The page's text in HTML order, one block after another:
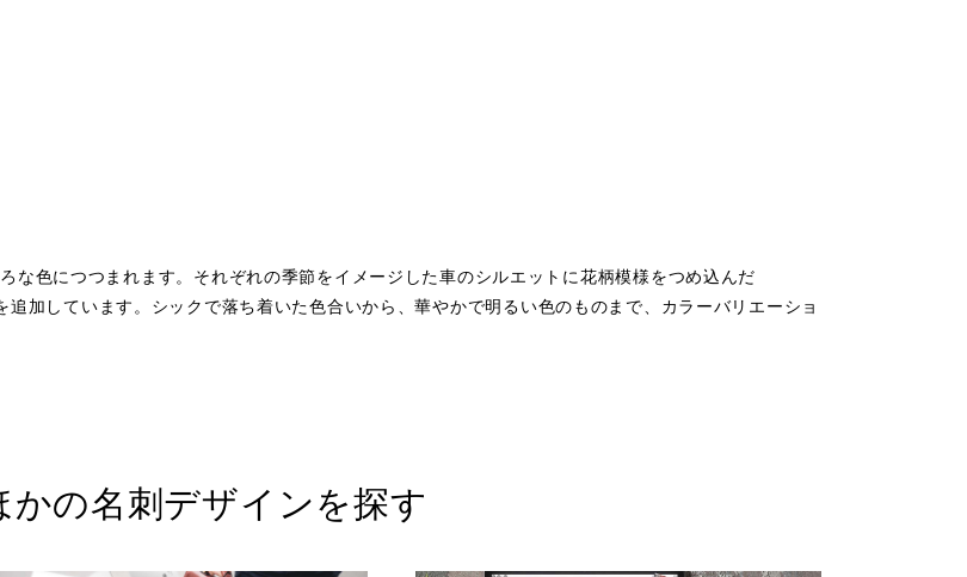
色につつまれます。それぞれの季節をイメージした車のシルエットに花柄模様をつめ込んだ
加しています。シックで落ち着いた色合いから、華やかで明るい色のものまで、カラーバリエーショ
かの名刺デザインを探す